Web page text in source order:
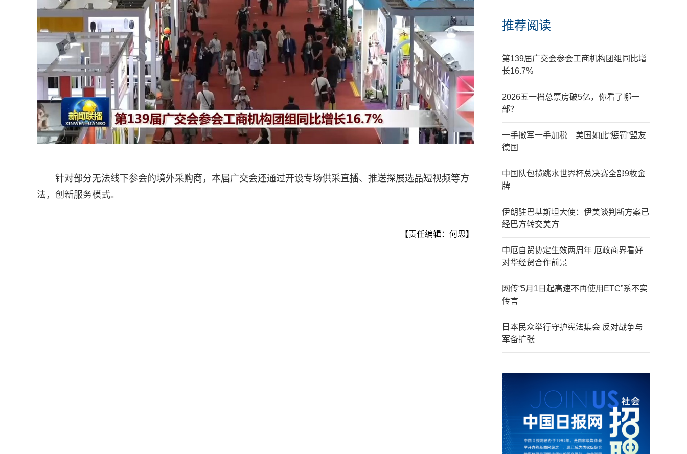
针对部分无法线下参会的境外采购商，本届广交会还通过开设专场供采直播、推送探展选品短视频等方
法，创新服务模式。
【责任编辑：何思】
推荐阅读
第139届广交会参会工商机构团组同比增
长16.7%
2026五一档总票房破5亿，你看了哪一
部？
一手撤军一手加税 美国如此“惩罚”盟友
德国
中国队包揽跳水世界杯总决赛全部9枚金
牌
伊朗驻巴基斯坦大使：伊美谈判新方案已
经巴方转交美方
中厄自贸协定生效两周年 厄政商界看好
对华经贸合作前景
网传“5月1日起高速不再使用ETC”系不实
传言
日本民众举行守护宪法集会 反对战争与
军备扩张